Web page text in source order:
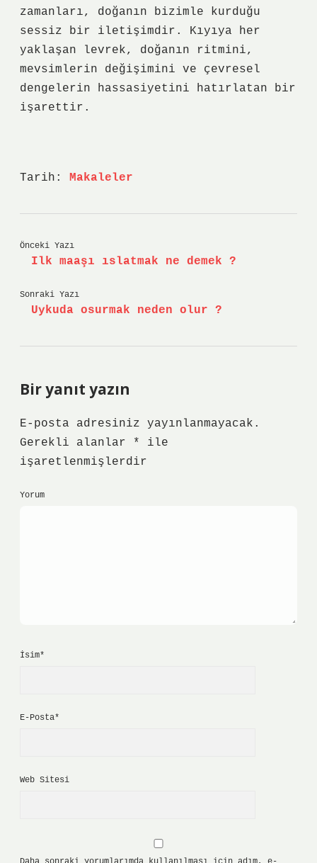
zamanları, doğanın bizimle kurduğu
sessiz bir iletişimdir. Kıyıya her
yaklaşan levrek, doğanın ritmini,
mevsimlerin değişimini ve çevresel
dengelerin hassasiyetini hatırlatan bir
işarettir.
Tarih: Makaleler
Önceki Yazı
Ilk maaşı ıslatmak ne demek ?
Sonraki Yazı
Uykuda osurmak neden olur ?
Bir yanıt yazın
E-posta adresiniz yayınlanmayacak.
Gerekli alanlar
*
ile
işaretlenmişlerdir
Yorum
İsim*
E-Posta*
Web Sitesi